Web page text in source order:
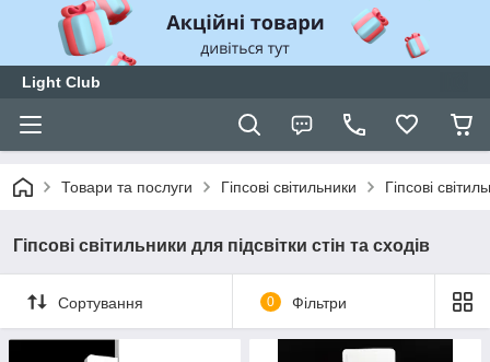
Light Club
Товари та послуги Гіпсові світильники Гіпсові
Гіпсові світильники для підсвітки стін та сходів
Сортування 0 Фільтри